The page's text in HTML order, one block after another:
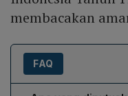
membacakan
FAQ